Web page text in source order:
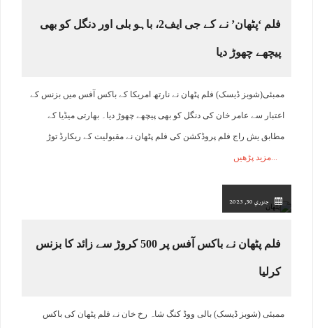
فلم ‘پٹھان’ نے کے جی ایف2، باہو بلی اور دنگل کو بھی
پیچھے چھوڑ دیا
ممبئی(شوبز ڈیسک) فلم پٹھان نے نارتھ امریکا کے باکس آفس میں بزنس کے
اعتبار سے عامر خان کی دنگل کو بھی پیچھے چھوڑ دیا۔ بھارتی میڈیا کے
مطابق یش راج فلم پروڈکشن کی فلم پٹھان نے مقبولیت کے ریکارڈ توڑ
مزید پڑھیں
جنوري 30, 2023
فلم پٹھان نے باکس آفس پر 500 کروڑ سے زائد کا بزنس
کرلیا
ممبئی (شوبز ڈیسک) بالی ووڈ کنگ شاہ رخ خان نے فلم پٹھان کی باکس